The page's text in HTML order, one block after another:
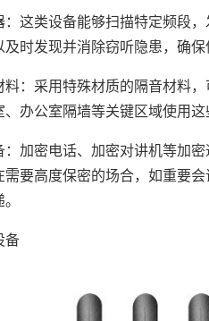
：这类设备能够扫描特定频段
时发现并消除窃听隐患，确保
料：采用特殊材质的隔音材料
办公室隔墙等关键区域使用
：加密电话、加密对讲机等加
需要高度保密的场合，如重要
备